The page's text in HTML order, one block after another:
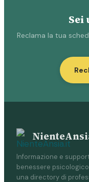
Sei
Reclama la tua
Informazione e
benessere
una directory di